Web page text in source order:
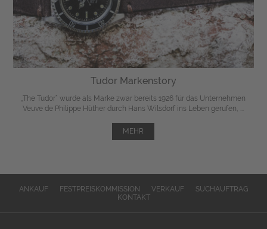
Tudor Markenstory
„The Tudor“ wurde als Marke zwar bereits 1926 für das Unternehmen
Veuve de Philippe Hüther durch Hans Wilsdorf ins Leben gerufen, ...
MEHR
ANKAUF FESTPREISKOMMISSION VERKAUF
SUCHAUFTRAG
KONTAKT